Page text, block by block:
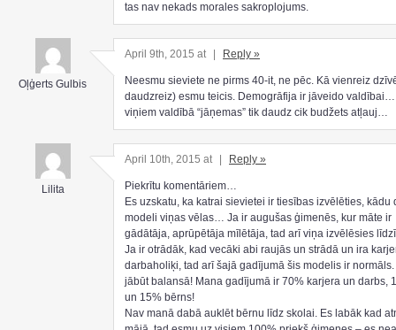
tas nav nekads morales sakroplojums.
Oļģerts Gulbis
April 9th, 2015 at Reply »
Neesmu sieviete ne pirms 40-it, ne pēc. Kā vienreiz
daudzreiz) esmu teicis. Demogrāfija ir jāveido valdībai…
viņiem valdībā “jāņemas” tik daudz cik budžets atļauj…
Lilita
April 10th, 2015 at | Reply »
Piekrītu komentāriem…
Es uzskatu, ka katrai sievietei ir tiesības izvēlēties, kādu
modeli viņas vēlas… Ja ir augušas ģimenēs, kur māte ir
gādātāja, aprūpētāja mīlētāja, tad arī viņa izvēlēsies
Ja ir otrādāk, kad vecāki abi raujās un strādā un ira
darbaholiķi, tad arī šajā gadījumā šis modelis ir
jābūt balansā! Mana gadījumā ir 70% karjera un darbs,
un 15% bērns!
Nav manā dabā auklēt bērnu līdz skolai. Es labāk kad